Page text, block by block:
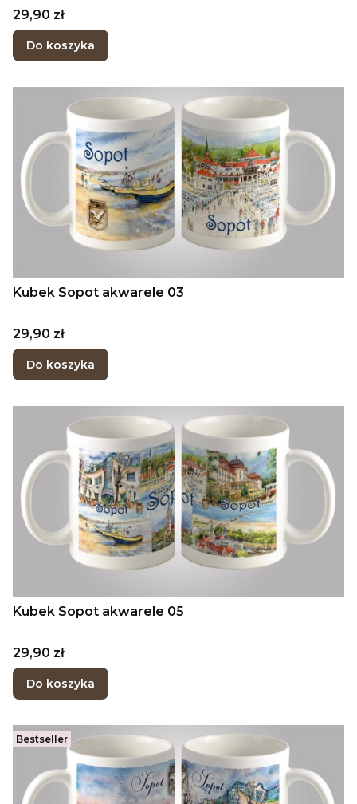
Cena
29,90 zł
Do koszyka
Kubek Sopot akwarele 03
Cena
29,90 zł
Do koszyka
Kubek Sopot akwarele 05
Cena
29,90 zł
Do koszyka
Bestseller